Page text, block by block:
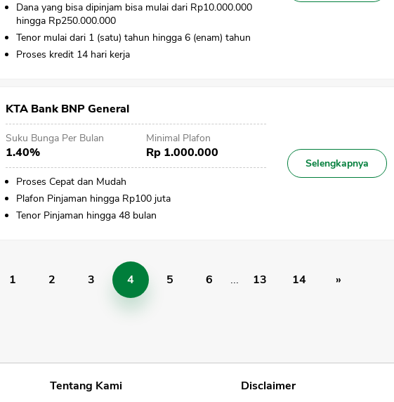
Dana yang bisa dipinjam bisa mulai dari Rp10.000.000
hingga Rp250.000.000
Tenor mulai dari 1 (satu) tahun hingga 6 (enam) tahun
Proses kredit 14 hari kerja
KTA Bank BNP General
Suku Bunga Per Bulan
1.40%
Minimal Plafon
Rp 1.000.000
Proses Cepat dan Mudah
Plafon Pinjaman hingga Rp100 juta
Tenor Pinjaman hingga 48 bulan
Selengkapnya
1 2 3 4 5 6 ... 13 14 »
Tentang Kami Disclaimer